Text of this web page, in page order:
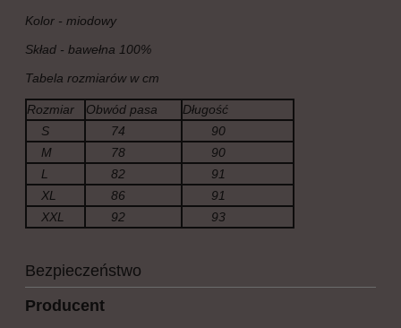
Kolor - miodowy
Skład - bawełna 100%
Tabela rozmiarów w cm
Rozmiar Obwód pasa
Długość
S
74
90
M
78
90
L
82
91
XL
86
91
XXL
92 93
Bezpieczeństwo
Producent